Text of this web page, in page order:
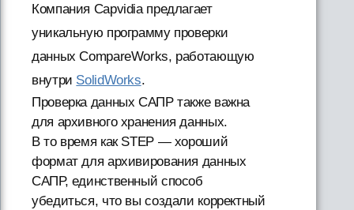
Компания Capvidia предлагает
уникальную программу проверки
данных CompareWorks, работающую
внутри SolidWorks.
Проверка данных САПР также важна
для архивного хранения данных.
В то время как STEP — хороший
формат для архивирования данных
САПР, единственный способ
убедиться, что вы создали корректный